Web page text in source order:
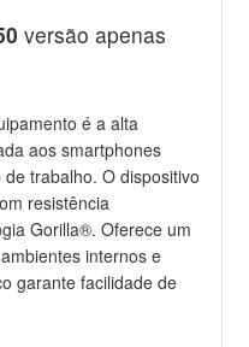
versão apenas
é a alta
aos smartphones
trabalho. O dispositivo
resistência
Gorilla®. Oferece um
internos e
garante facilidade de